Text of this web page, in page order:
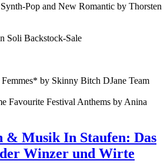
Pop and New Romantic by Thorsten
Soli Backstock-Sale
Femmes* by Skinny Bitch DJane Team
Favourite Festival Anthems by Anina
& Musik In Staufen: Das
Winzer und Wirte